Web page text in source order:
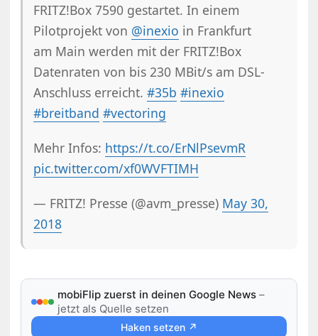
FRITZ!Box 7590 gestartet. In einem
Pilotprojekt von @inexio in Frankfurt
am Main werden mit der FRITZ!Box
Datenraten von bis 230 MBit/s am DSL-
Anschluss erreicht.#35b #inexio
#breitband #vectoring
Mehr Infos: https://t.co/ErNlPsevmR
pic.twitter.com/xf0WVFTIMH
— FRITZ! Presse (@avm_presse) May 30,
2018
mobiFlip zuerst in deinen Google News –
jetzt als Quelle setzen
Haken setzen ↗